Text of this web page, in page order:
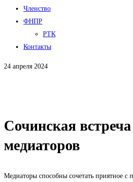
Членство
ФНПР
РТК
Контакты
24 апреля 2024
Сочинская
медиаторов
Медиаторы способны сочетать приятное с